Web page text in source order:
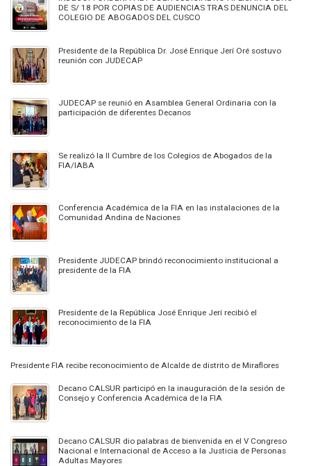
DE S/ 18 POR COPIAS DE AUDIENCIAS TRAS DENUNCIA DEL
COLEGIO DE ABOGADOS DEL CUSCO
Presidente de la República Dr. José Enrique Jerí Oré sostuvo
reunión con JUDECAP
JUDECAP se reunió en Asamblea General Ordinaria con la
participación de diferentes Decanos
Se realizó la II Cumbre de los Colegios de Abogados de la
FIA/IABA
Conferencia Académica de la FIA en las instalaciones de la
Comunidad Andina de Naciones
Presidente JUDECAP brindó reconocimiento institucional a
presidente de la FIA
Presidente de la República José Enrique Jerí recibió el
reconocimiento de la FIA
Presidente FIA recibe reconocimiento de Alcalde de distrito de Miraflores
Decano CALSUR participó en la inauguración de la sesión de
Consejo y Conferencia Académica de la FIA
Decano CALSUR dio palabras de bienvenida en el V Congreso
Nacional e Internacional de Acceso a la Justicia de Personas
Adultas Mayores